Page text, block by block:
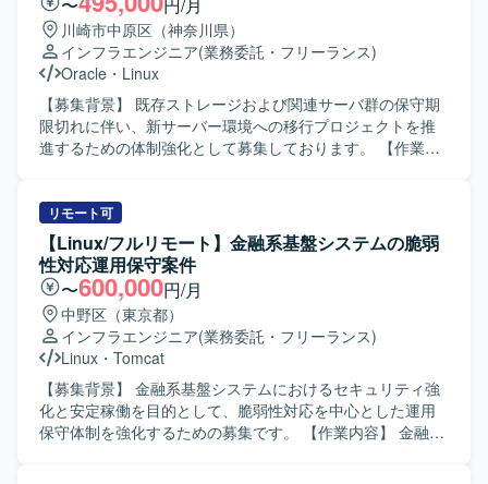
コミュニケーションを取りながら業務を進めることに抵抗
がない方を求めています。既存の設計にとらわれず、より
適切なアーキテクチャを主体的に提案できる方や、スキル
面で不足があっても臨機応変に動き、キャッチアップして
いける方が望ましいです。 【ポジションの魅力】 大規模な
予約サービスのインフラ基盤に携わることで、設計から構
築、監視・運用まで一連の工程を経験することができま
高められる環境です。 【開発環境】 Linux系OS上での
LAMP系ミドルウェアを中心としたインフラ環境となりま
す。シェルスクリプトによる運用ツール開発や、Gitを用い
たバージョン管理、プロビジョニングツールを利用した構
成管理などを行っていただきます。
川崎市中原区（神奈川県）
インフラエンジニア(業務委託・フリーランス)
Oracle ・ Linux
【募集背景】 既存ストレージおよび関連サーバ群の保守期
限切れに伴い、新サーバー環境への移行プロジェクトを推
進するための体制強化として募集しております。 【作業内
続などの物理作業を含むサーバ基盤の構築、サーバミドル
ウェア（クラスタ構成など）の設計変更、Oracleデータベ
ース環境の整備、バックアップ処理の設計・設定を担当し
て頂きます。加えて、システム全体の観点で移行計画およ
び手順書の整理を行い、機能試験・障害試験・性能試験の
計画立案と実施、ならびに本番環境への移行作業まで一連
の工程をご担当頂きます。 【求める人物像】 インフラ全体
を俯瞰しながら、自ら課題を整理し設計や手順に落とし込
める方を求めております。不足しているスキルについて
も、指導を受けながら主体的にキャッチアップし、着実に
業務を遂行して頂ける方にマッチしたポジションです。関
リモート可
【Linux/フルリモート】金融系基盤システムの脆弱
性対応運用保守案件
〜600,000円/月
中野区（東京都）
インフラエンジニア(業務委託・フリーランス)
Linux ・ Tomcat
【募集背景】 金融系基盤システムにおけるセキュリティ強
化と安定稼働を目的として、脆弱性対応を中心とした運用
保守体制を強化するための募集です。 【作業内容】 金融系